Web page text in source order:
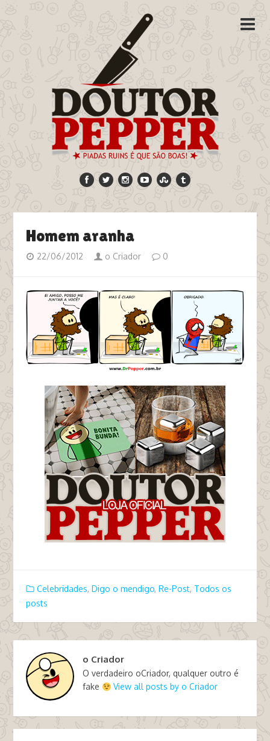
Homem aranha
22/06/2012 o Criador 0
Celebridades, Digo o mendigo, Re-Post, Todos os
posts
o Criador
O verdadeiro oCriador, qualquer outro é
fake
View all posts by o Criador